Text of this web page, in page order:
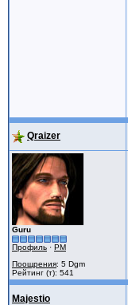
Qraizer
Guru
Профиль · PM
Поощрения: 5 Dgm
Рейтинг (т): 541
Majestio